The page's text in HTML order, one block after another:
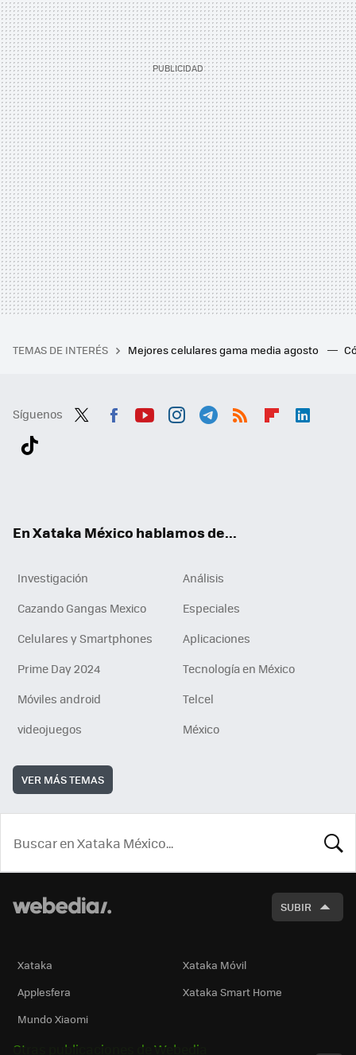
TEMAS DE INTERÉS Mejores celulares gama media agosto
Síguenos
En Xataka México hablamos de...
Investigación
Análisis
Cazando Gangas Mexico
Especiales
Celulares y Smartphones
Aplicaciones
Prime Day 2024
Tecnología en México
Móviles android
Telcel
videojuegos
México
VER MÁS TEMAS
SUBIR
Xataka
Xataka Móvil
Applesfera
Xataka Smart Home
Mundo Xiaomi
Otras publicaciones de Webedia